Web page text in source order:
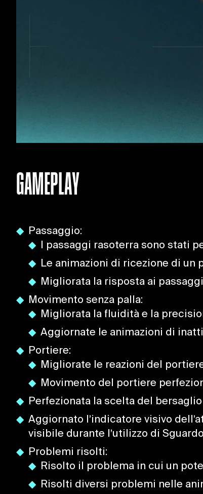
GAMEPLAY
Passaggio:
I passaggi rasoterra sono stati
Le animazioni di ricezione di un
Migliorata la risposta ai
Movimento senza palla:
Migliorata la fluidità e la
Aggiornate le animazioni di
Portiere:
Migliorate le reazioni del
Movimento del portiere
Perfezionata la scelta del
Aggiornato l’indicatore visivo
visibile durante l’utilizzo di
Problemi risolti:
Risolto il problema in cui un
Risolti diversi problemi nelle